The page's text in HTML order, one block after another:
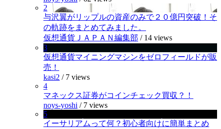
2
与沢翼がリップルの資産のみで２０億円突破！そ
の軌跡をまとめてみました。
仮想通貨ＪＡＰＡＮ編集部 / 14 views
3
仮想通貨マイニングマシンをゼロフィールドが販
売！
kasi2 / 7 views
4
マネックス証券がコインチェック買収？！
noys-yoshi / 7 views
5
イーサリアムって何？初心者向けに簡単まとめ